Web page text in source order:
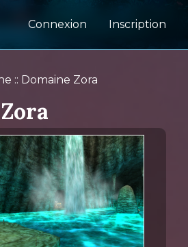
Connexion Inscription
:: Domaine Zora